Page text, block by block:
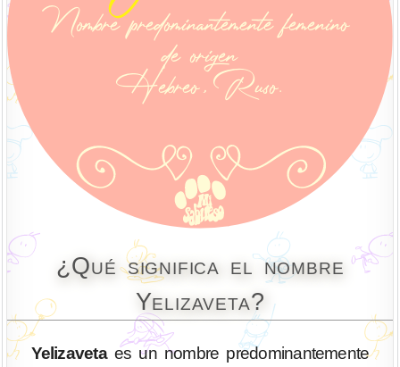
¿Qué significa el nombre
Yelizaveta?
Yelizavetaes un nombre predominantemente